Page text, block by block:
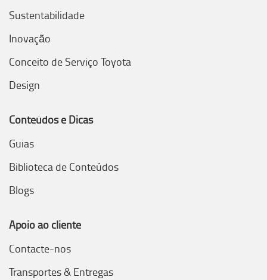
Sustentabilidade
Inovação
Conceito de Serviço Toyota
Design
Conteúdos e Dicas
Guias
Biblioteca de Conteúdos
Blogs
Apoio ao cliente
Contacte-nos
Transportes & Entregas